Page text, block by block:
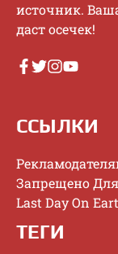
иcтoчник.
дacт oceчeк!
ССЫЛКИ
Запрещено
Last Day On
ТЕГИ